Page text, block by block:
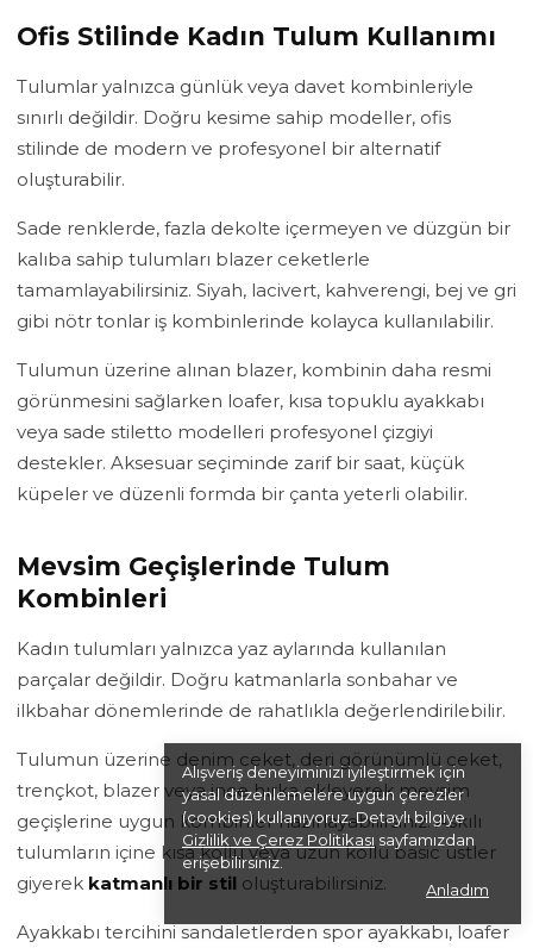
Alışveriş deneyiminizi iyileştirmek için
yasal düzenlemelere uygun çerezler
(cookies) kullanıyoruz. Detaylı bilgiye
Gizlilik ve Çerez Politikası sayfamızdan
erişebilirsiniz.
Anladım
Ofis Stilinde Kadın Tulum Kullanımı
Tulumlar yalnızca günlük veya davet kombinleriyle
sınırlı değildir. Doğru kesime sahip modeller, ofis
stilinde de modern ve profesyonel bir alternatif
oluşturabilir.
Sade renklerde, fazla dekolte içermeyen ve düzgün bir
kalıba sahip tulumları blazer ceketlerle
tamamlayabilirsiniz. Siyah, lacivert, kahverengi, bej ve gri
gibi nötr tonlar iş kombinlerinde kolayca kullanılabilir.
Tulumun üzerine alınan blazer, kombinin daha resmi
görünmesini sağlarken loafer, kısa topuklu ayakkabı
veya sade stiletto modelleri profesyonel çizgiyi
destekler. Aksesuar seçiminde zarif bir saat, küçük
küpeler ve düzenli formda bir çanta yeterli olabilir.
Mevsim Geçişlerinde Tulum
Kombinleri
Kadın tulumları yalnızca yaz aylarında kullanılan
parçalar değildir. Doğru katmanlarla sonbahar ve
ilkbahar dönemlerinde de rahatlıkla değerlendirilebilir.
Tulumun üzerine denim ceket, deri görünümlü ceket,
trençkot, blazer veya ince hırka ekleyerek mevsim
geçişlerine uygun kombinler hazırlayabilirsiniz. Askılı
tulumların içine kısa kollu veya uzun kollu basic üstler
giyerek katmanlı bir stil oluşturabilirsiniz.
Ayakkabı tercihini sandaletlerden spor ayakkabı, loafer